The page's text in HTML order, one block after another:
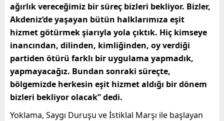
ağırlık vereceğimiz bir süreç bizleri bekliyor. Bizler,
Akdeniz’de yaşayan bütün halklarımıza eşit
hizmet götürmek şiarıyla yola çıktık. Hiç kimseye
inancından, dilinden, kimliğinden, oy verdiği
partiden ötürü farklı bir uygulama yapmadık,
yapmayacağız. Bundan sonraki süreçte,
bölgemizde herkesin eşit hizmet aldığı bir dönem
bizleri bekliyor olacak” dedi.
Yoklama, Saygı Duruşu ve İstiklal Marşı ile başlayan